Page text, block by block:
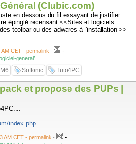
(Clubic.com)
en dessous du fil essayant de justifier
épinglé recensant <<Sites et logiciels
toolbar ou des adwares à l'installation >>
CET - permalink - -
general/
M6 Softonic Tuto4PC
et propose des PUPs |
index.php
AM CET - permalink - -